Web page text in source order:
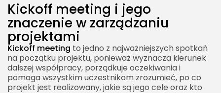
Kickoff meeting i jego
znaczenie w zarządzaniu
projektami
Kickoff meeting to jedno z najważniejszych spotkań
na początku projektu, ponieważ wyznacza kierunek
dalszej współpracy, porządkuje oczekiwania i
pomaga wszystkim uczestnikom zrozumieć, po co
projekt jest realizowany, jakie są jego cele oraz kto
Cele i mierniki sukcesu
Zakres projektu
Harmonogram i kamienie milowe
Role i odpowiedzialności
Komunikacja i zasady współpracy